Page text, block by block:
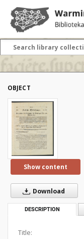
OBJECT
Show content
Download
DESCRIPTION
Title: